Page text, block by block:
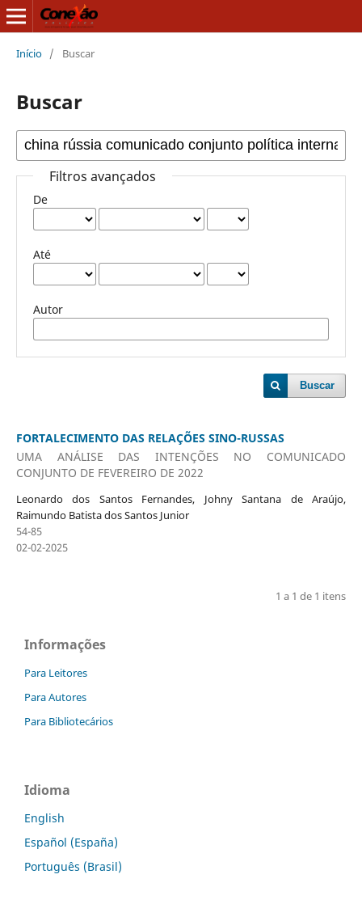
Início / Buscar
Buscar
Filtros avançados
De
Até
Autor
Buscar
FORTALECIMENTO DAS RELAÇÕES SINO-RUSSAS
UMA ANÁLISE DAS INTENÇÕES NO COMUNICADO
CONJUNTO DE FEVEREIRO DE 2022
Leonardo dos Santos Fernandes, Johny Santana de Araújo,
Raimundo Batista dos Santos Junior
54-85
02-02-2025
1 a 1 de 1 itens
Informações
Para Leitores
Para Autores
Para Bibliotecários
Idioma
English
Español (España)
Português (Brasil)